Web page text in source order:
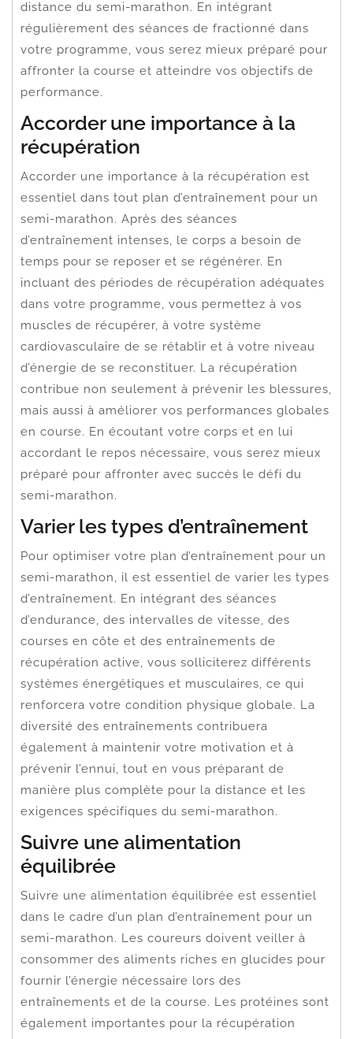
distance du semi-marathon. En intégrant
régulièrement des séances de fractionné dans
votre programme, vous serez mieux préparé pour
affronter la course et atteindre vos objectifs de
performance.
Accorder une importance à la
récupération
Accorder une importance à la récupération est
essentiel dans tout plan d’entraînement pour un
semi-marathon. Après des séances
d’entraînement intenses, le corps a besoin de
temps pour se reposer et se régénérer. En
incluant des périodes de récupération adéquates
dans votre programme, vous permettez à vos
muscles de récupérer, à votre système
cardiovasculaire de se rétablir et à votre niveau
d’énergie de se reconstituer. La récupération
contribue non seulement à prévenir les blessures,
mais aussi à améliorer vos performances globales
en course. En écoutant votre corps et en lui
accordant le repos nécessaire, vous serez mieux
préparé pour affronter avec succès le défi du
semi-marathon.
Varier les types d’entraînement
Pour optimiser votre plan d’entraînement pour un
semi-marathon, il est essentiel de varier les types
d’entraînement. En intégrant des séances
d’endurance, des intervalles de vitesse, des
courses en côte et des entraînements de
récupération active, vous solliciterez différents
systèmes énergétiques et musculaires, ce qui
renforcera votre condition physique globale. La
diversité des entraînements contribuera
également à maintenir votre motivation et à
prévenir l’ennui, tout en vous préparant de
manière plus complète pour la distance et les
exigences spécifiques du semi-marathon.
Suivre une alimentation
équilibrée
Suivre une alimentation équilibrée est essentiel
dans le cadre d’un plan d’entraînement pour un
semi-marathon. Les coureurs doivent veiller à
consommer des aliments riches en glucides pour
fournir l’énergie nécessaire lors des
entraînements et de la course. Les protéines sont
également importantes pour la récupération